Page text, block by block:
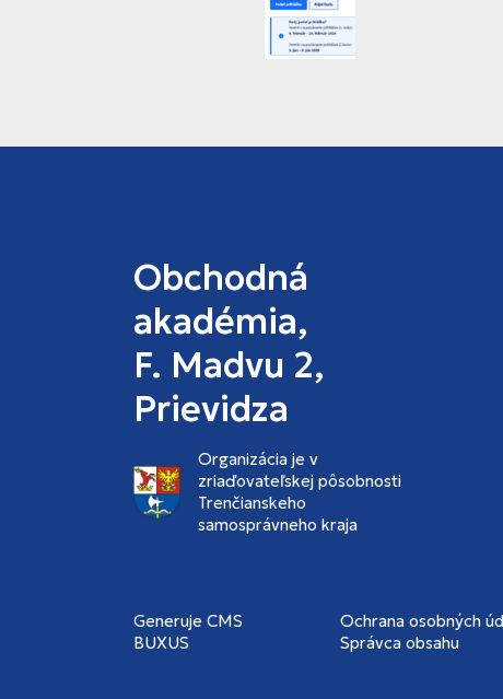
Obchodná
akadémia,
F. Madvu 2,
Prievidza
Organizácia je v
zriaďovateľskej pôsobnosti
Trenčianskeho
samosprávneho kraja
Generuje CMS
BUXUS
Ochrana osobných
Správca obsahu